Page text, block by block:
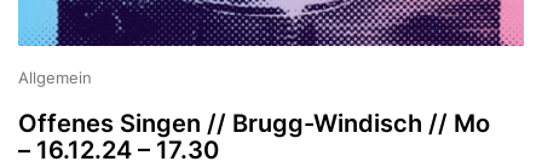
Allgemein
Offenes Singen // Brugg-Windisch // Mo
– 16.12.24 – 17.30